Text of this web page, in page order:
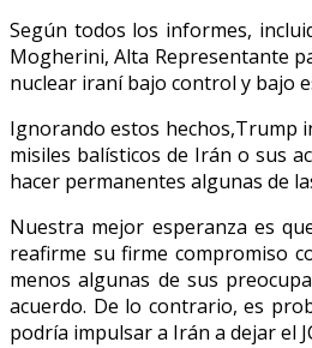
Según todos los informes,
Mogherini, Alta Representante
nuclear iraní bajo control y bajo
Ignorando estos hechos,Trump
misiles balísticos de Irán o sus
hacer permanentes algunas de
Nuestra mejor esperanza es
reafirme su firme compromiso
menos algunas de sus
acuerdo. De lo contrario, es
podría impulsar a Irán a dejar el